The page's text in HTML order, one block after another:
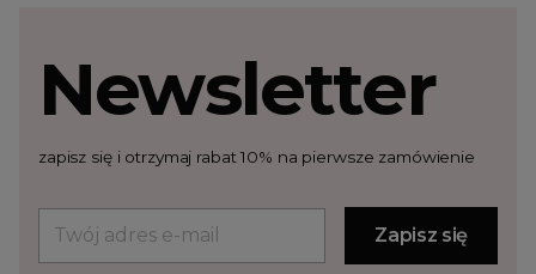
Newsletter
zapisz się i otrzymaj rabat 10% na pierwsze zamówienie